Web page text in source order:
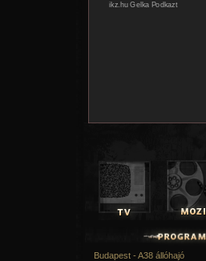
Budapest - A38 állóhajó